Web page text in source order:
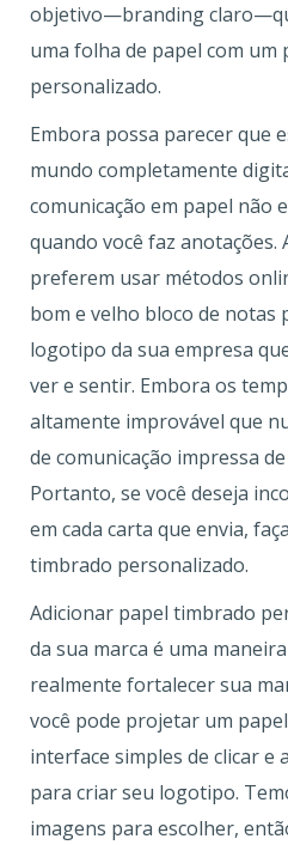
objetivo—branding
uma folha de papel com um
personalizado.
Embora possa parecer que
mundo completamente
comunicação em papel não
quando você faz anotações.
preferem usar métodos
bom e velho bloco de notas
logotipo da sua empresa
ver e sentir. Embora os
altamente improvável que
de comunicação impressa
Portanto, se você deseja
em cada carta que envia,
timbrado personalizado.
Adicionar papel timbrado
da sua marca é uma
realmente fortalecer sua
você pode projetar um
interface simples de clicar e
para criar seu logotipo.
imagens para escolher,